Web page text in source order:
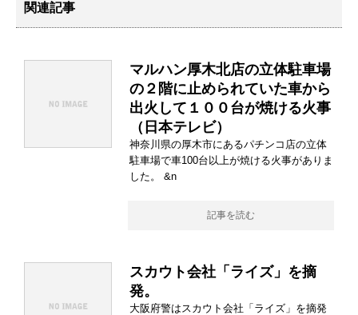
関連記事
マルハン厚木北店の立体駐車場
の２階に止められていた車から
出火して１００台が焼ける火事
（日本テレビ）
神奈川県の厚木市にあるパチンコ店の立体
駐車場で車100台以上が焼ける火事がありま
した。 &n
記事を読む
スカウト会社「ライズ」を摘
発。
大阪府警はスカウト会社「ライズ」を摘発